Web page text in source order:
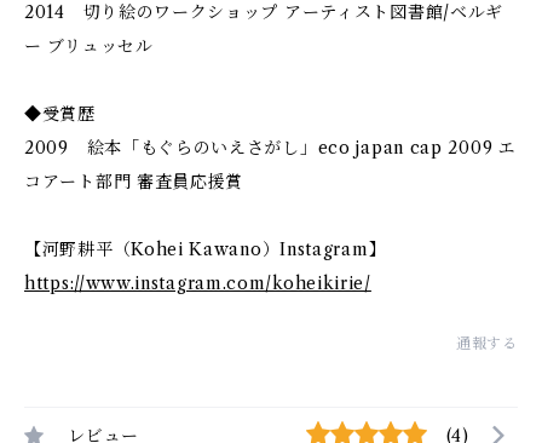
2014 切り絵のワークショップ アーティスト図書館/ベルギ
ー ブリュッセル
◆受賞歴
2009 絵本「もぐらのいえさがし」eco japan cap 2009 エ
コアート部門 審査員応援賞
【河野耕平（Kohei Kawano）Instagram】
https://www.instagram.com/koheikirie/
通報する
レビュー (4)